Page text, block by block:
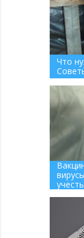
Что